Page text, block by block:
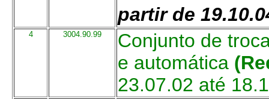
partir de
4 3004.90.99
Conjunto de
e automática (
23.07.02 até